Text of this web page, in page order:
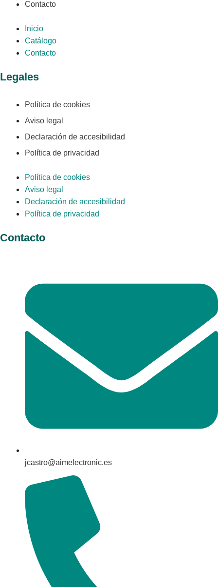
Contacto
Inicio
Catálogo
Contacto
Legales
Política de cookies
Aviso legal
Declaración de accesibilidad
Política de privacidad
Política de cookies
Aviso legal
Declaración de accesibilidad
Política de privacidad
Contacto
jcastro@aimelectronic.es